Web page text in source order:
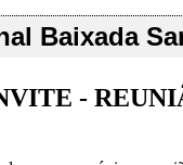
Baixada
-